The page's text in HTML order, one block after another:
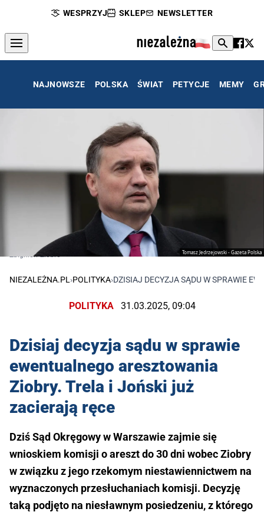
WESPRZYJ SKLEP NEWSLETTER
NAJNOWSZE POLSKA ŚWIAT PETYCJE MEMY
Tomasz Jedrzejowski - Gazeta Polska
Zbigniew Ziobro
NIEZALEŻNA.PL ›POLITYKA›DZISIAJ DECYZJA SĄDU W SPRAWIE
POLITYKA 31.03.2025, 09:04
Dzisiaj decyzja sądu w sprawie
ewentualnego aresztowania
Ziobry. Trela i Joński już
zacierają ręce
Dziś Sąd Okręgowy w Warszawie zajmie się
wnioskiem komisji o areszt do 30 dni wobec Ziobry
w związku z jego rzekomym niestawiennictwem na
wyznaczonych przesłuchaniach komisji. Decyzję
taką podjęto na niesławnym posiedzeniu, z którego